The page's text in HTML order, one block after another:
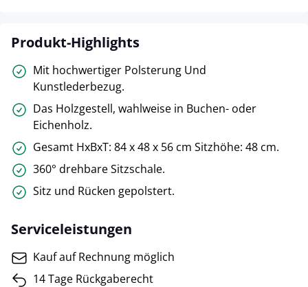
Produkt-Highlights
Mit hochwertiger Polsterung Und
Kunstlederbezug.
Das Holzgestell, wahlweise in Buchen- oder
Eichenholz.
Gesamt HxBxT: 84 x 48 x 56 cm Sitzhöhe: 48 cm.
360° drehbare Sitzschale.
Sitz und Rücken gepolstert.
Serviceleistungen
Kauf auf Rechnung möglich
14 Tage Rückgaberecht